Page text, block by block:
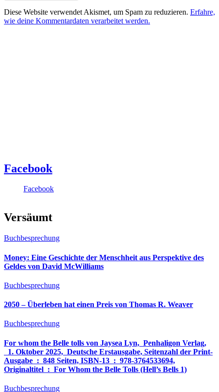
Diese Website verwendet Akismet, um Spam zu reduzieren. Erfahre,
wie deine Kommentardaten verarbeitet werden.
Facebook
Facebook
Versäumt
Buchbesprechung
Money: Eine Geschichte der Menschheit aus Perspektive des
Geldes von David McWilliams
Buchbesprechung
2050 – Überleben hat einen Preis von Thomas R. Weaver
Buchbesprechung
For whom the Belle tolls von Jaysea Lyn, ‎ Penhaligon Verlag,
‎ 1. Oktober 2025, ‎ Deutsche Erstausgabe, Seitenzahl der Print-
Ausgabe ‏ : ‎ 848 Seiten, ISBN-13 ‏ : ‎ 978-3764533694,
Originaltitel ‏ : ‎ For Whom the Belle Tolls (Hell’s Bells 1)
Buchbesprechung